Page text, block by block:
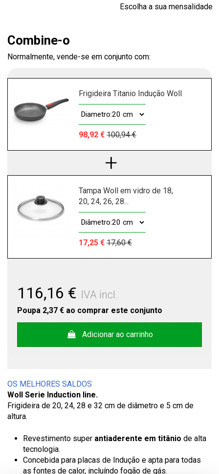
Escolha a sua mensalidade
Combine-o
Normalmente, vende-se em conjunto com:
Frigideira Titanio Indução Woll
98,92 € 100,94 €
Tampa Woll em vidro de 18,
20, 24, 26, 28...
17,25 € 17,60 €
116,16 € IVA incl.
Poupa 2,37 € ao comprar este conjunto
Adicionar ao carrinho
OS MELHORES SALDOS
Woll Serie Induction line.
Frigideira de 20, 24, 28 e 32 cm de diâmetro e 5 cm de
altura.
Revestimento super antiaderente em titânio de alta
tecnologia.
Concebida para placas de Indução e apta para todas
as fontes de calor, incluíndo fogão de gás.